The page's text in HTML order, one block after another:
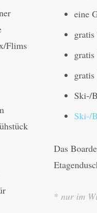
Flims
eine
Ski-/
Ski-/
Das
* nur im